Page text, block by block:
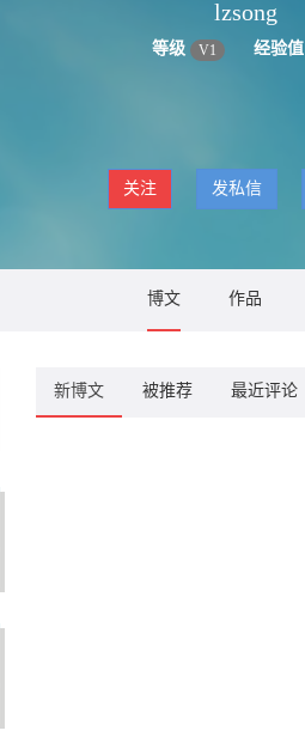
lzsong
等级 V1 经验值
关注 发私信
博文 作品
新博文 被推荐 最近评论